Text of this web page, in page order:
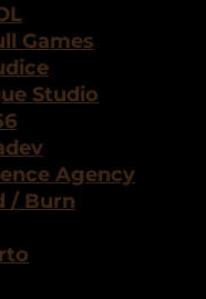
Games
Studio
Agency
/ Burn